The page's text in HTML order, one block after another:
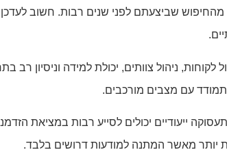
מהחיפוש שביצעתם לפני שנים רבות. חשוב לעדכן
לקוחות, ניהול צוותים, יכולת למידה וניסיון רב
עם מצבים מורכבים.
ייעודיים יכולים לסייע רבות במציאת
יותר מאשר המתנה למודעות דרושים בלבד.